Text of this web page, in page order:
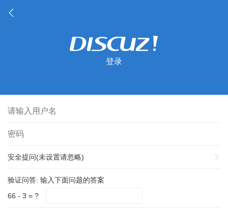
登录
安全提问(未设置请忽略)
验证问答: 输入下面问题的答案
66 - 3 = ?